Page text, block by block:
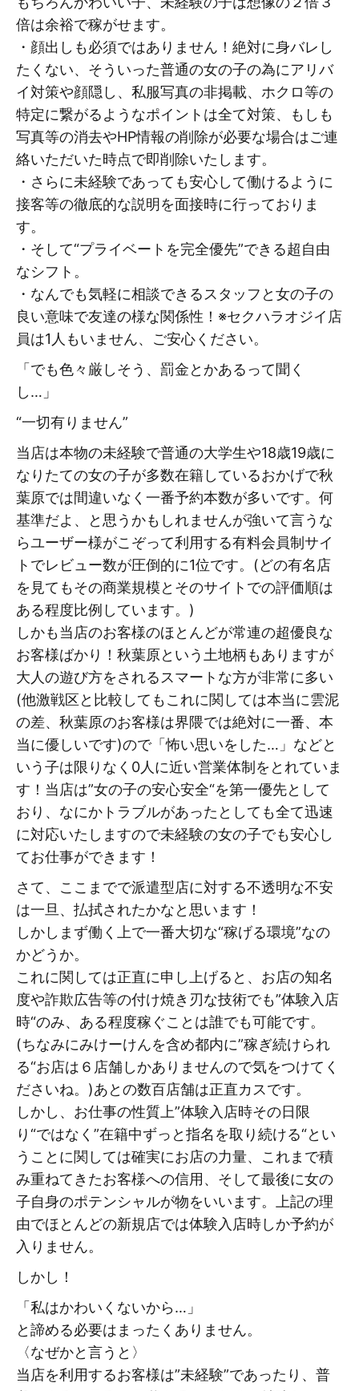
倍は余裕で稼がせます。
・顔出しも必須ではありません！絶対に身バレし
たくない、そういった普通の女の子の為にアリバ
イ対策や顔隠し、私服写真の非掲載、ホクロ等の
特定に繋がるようなポイントは全て対策、もしも
写真等の消去やHP情報の削除が必要な場合はご連
絡いただいた時点で即削除いたします。
・さらに未経験であっても安心して働けるように
接客等の徹底的な説明を面接時に行っておりま
す。
・そして“プライベートを完全優先”できる超自由
なシフト。
・なんでも気軽に相談できるスタッフと女の子の
良い意味で友達の様な関係性！※セクハラオジイ店
員は1人もいません、ご安心ください。
「でも色々厳しそう、罰金とかあるって聞く
し…」
“一切有りません”
当店は本物の未経験で普通の大学生や18歳19歳に
なりたての女の子が多数在籍しているおかげで秋
葉原では間違いなく一番予約本数が多いです。何
基準だよ、と思うかもしれませんが強いて言うな
らユーザー様がこぞって利用する有料会員制サイ
トでレビュー数が圧倒的に1位です。(どの有名店
を見てもその商業規模とそのサイトでの評価順は
ある程度比例しています。)
しかも当店のお客様のほとんどが常連の超優良な
お客様ばかり！秋葉原という土地柄もありますが
大人の遊び方をされるスマートな方が非常に多い
(他激戦区と比較してもこれに関しては本当に雲泥
の差、秋葉原のお客様は界隈では絶対に一番、本
当に優しいです)ので「怖い思いをした…」などと
いう子は限りなく0人に近い営業体制をとれていま
す！当店は”女の子の安心安全“を第一優先として
おり、なにかトラブルがあったとしても全て迅速
に対応いたしますので未経験の女の子でも安心し
てお仕事ができます！
さて、ここまでで派遣型店に対する不透明な不安
は一旦、払拭されたかなと思います！
しかしまず働く上で一番大切な“稼げる環境”なの
かどうか。
これに関しては正直に申し上げると、お店の知名
度や詐欺広告等の付け焼き刃な技術でも”体験入店
時“のみ、ある程度稼ぐことは誰でも可能です。
(ちなみにみけーけんを含め都内に”稼ぎ続けられ
る“お店は６店舗しかありませんので気をつけてく
ださいね。)あとの数百店舗は正直カスです。
しかし、お仕事の性質上”体験入店時その日限
り“ではなく”在籍中ずっと指名を取り続ける“とい
うことに関しては確実にお店の力量、これまで積
み重ねてきたお客様への信用、そして最後に女の
子自身のポテンシャルが物をいいます。上記の理
由でほとんどの新規店では体験入店時しか予約が
入りません。
しかし！
「私はかわいくないから…」
と諦める必要はまったくありません。
〈なぜかと言うと〉
当店を利用するお客様は”未経験”であったり、普